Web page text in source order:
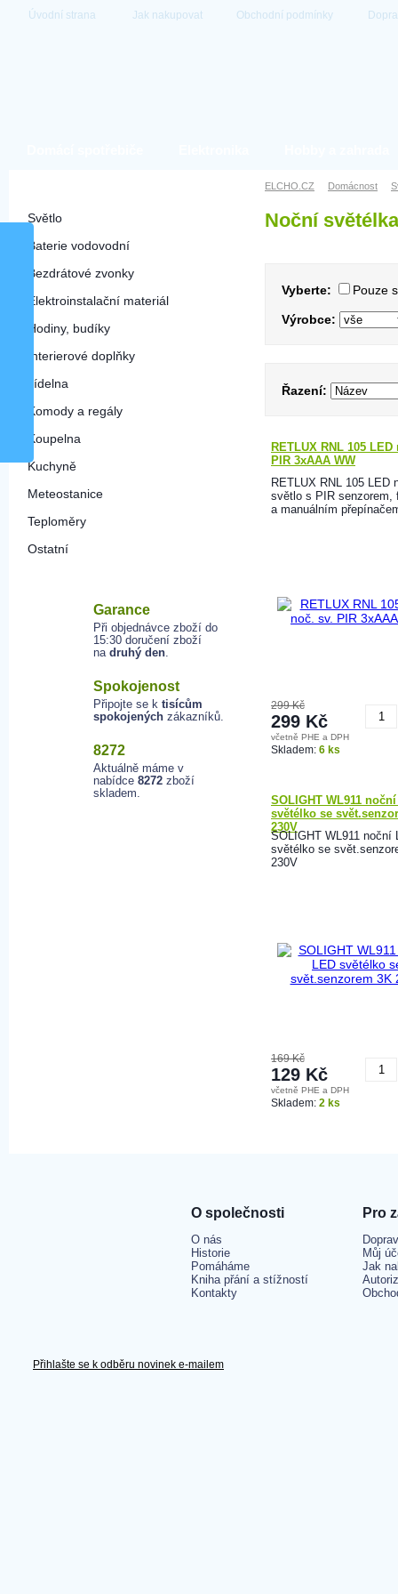
Úvodní strana Jak nakupovat Obchodní podmínky
Světlo
Baterie vodovodní
Bezdrátové zvonky
Elektroinstalační materiál
Hodiny, budíky
Interierové doplňky
Jídelna
Komody a regály
Koupelna
Kuchyně
Meteostanice
Teploměry
Ostatní
Garance
Při objednávce zboží do
15:30 doručení zboží
na druhý den.
Spokojenost
Připojte se k tisícům
spokojených zákazníků.
8272
Aktuálně máme v
nabídce 8272 zboží
skladem.
ELCHO.CZ Domácnost
Noční světélka
Vyberte: Pouze
Výrobce:
Řazení:
RETLUX RNL 105 LED
PIR 3xAAA WW
RETLUX RNL 105 LED
světlo s PIR senzorem,
a manuálním
299 Kč
299 Kč
včetně PHE a DPH
Skladem: 6 ks
SOLIGHT WL911
světélko se
230V
SOLIGHT WL911 noční
světélko se
230V
169 Kč
129 Kč
včetně PHE a DPH
Skladem: 2 ks
O společnosti
O nás
Historie
Pomáháme
Kniha přání a stížností
Kontakty
Pro
Můj
Jak
Přihlašte se k odběru novinek e-mailem